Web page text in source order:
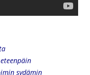
sydämin